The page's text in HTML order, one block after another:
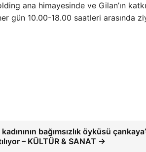
ana himayesinde ve Gilan’ın
gün 10.00-18.00 saatleri arasında
bağımsızlık öyküsü
– KÜLTÜR & SANAT →